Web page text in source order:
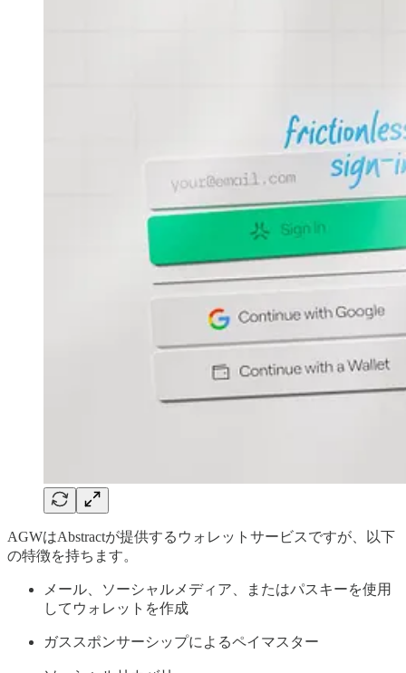
AGWはAbstractが提供するウォレットサービスですが、以下
の特徴を持ちます。
メール、ソーシャルメディア、またはパスキーを使用
してウォレットを作成
ガススポンサーシップによるペイマスター